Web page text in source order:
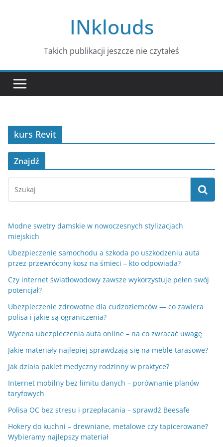
INklouds
Takich publikacji jeszcze nie czytałeś
kurs Revit
Znajdź
Modne swetry damskie w nowoczesnych stylizacjach
miejskich
Ubezpieczenie samochodu a szkoda po uszkodzeniu auta
przez przewrócony kosz na śmieci – kto odpowiada?
Czy internet światłowodowy zawsze wykorzystuje pełen swój
potencjał?
Ubezpieczenie zdrowotne dla cudzoziemców — co zawiera
polisa i jakie są ograniczenia?
Wycena ubezpieczenia auta online – na co zwracać uwagę
Jakie materiały najlepiej sprawdzają się na meble tarasowe?
Jak działa pakiet medyczny rodzinny w praktyce?
Internet mobilny bez limitu danych – porównanie planów
taryfowych
Polisa OC bez stresu i przepłacania – sprawdź Beesafe
Hokery do kuchni – drewniane, metalowe czy tapicerowane?
Wybieramy najlepszy materiał